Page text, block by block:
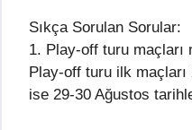
Sıkça Sorulan Sorular:
1. Play-off turu maçları
Play-off turu ilk
ise 29-30 Ağustos